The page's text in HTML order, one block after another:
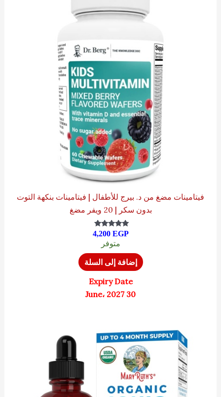
فيتامينات مضغ من د. بيرج للأطفال | فيتامينات بنكهة التوت
بدون سكر | 20 ويفر مضغ
تم التقييم
من 5
4,200EGP
متوفر
إضافة إلى السلة
Expiry Date
30 June، 2027